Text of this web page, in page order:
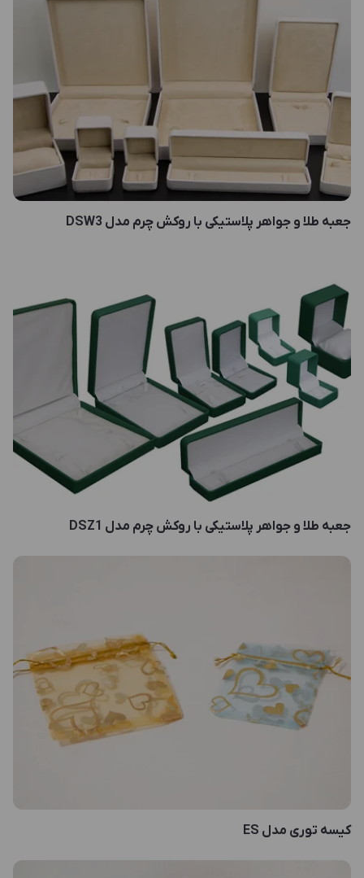
جعبه طلا و جواهر پلاستیکی با روکش چرم مدل DSW3
جعبه طلا و جواهر پلاستیکی با روکش چرم مدل DSZ1
کیسه توری مدل ES